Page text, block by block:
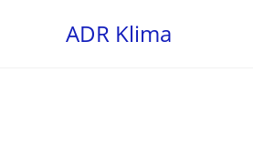
ADR Klima